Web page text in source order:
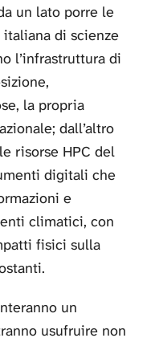
un lato porre le
di scienze
l’infrastruttura di
la propria
dall’altro
risorse HPC del
digitali che
e
climatici, con
fisici sulla
un
usufruire non